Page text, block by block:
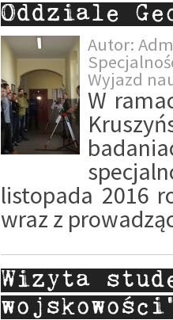
Oddziale
Autor:
Wyjazd
W
listopada 2016
wraz z
Wizyta